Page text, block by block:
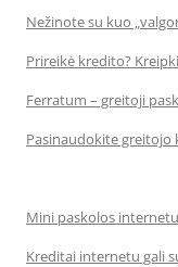
Nežinote su kuo
Prireikė kredito?
Ferratum – greitoji
Pasinaudokite greitojo
Mini paskolos
Kreditai internetu gali